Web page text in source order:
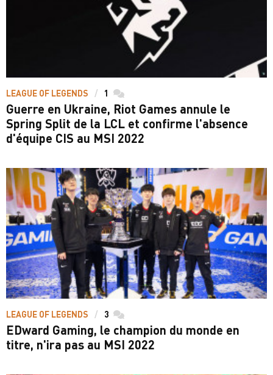
LEAGUE OF LEGENDS 1 commentaires
Guerre en Ukraine, Riot Games annule le
Spring Split de la LCL et confirme l'absence
d'équipe CIS au MSI 2022
LEAGUE OF LEGENDS 3 commentaires
EDward Gaming, le champion du monde en
titre, n'ira pas au MSI 2022